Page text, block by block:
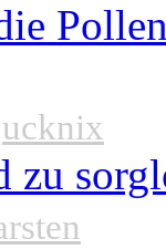
zu